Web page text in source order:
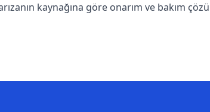
kaynağına göre onarım ve bakım